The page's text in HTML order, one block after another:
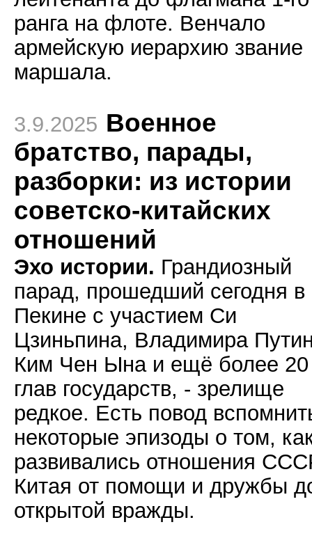
ранга на флоте. Венчало
армейскую иерархию звание
маршала.
3.9.2025 Военное
братство, парады,
разборки: из истории
советско-китайских
отношений
Эхо истории. Грандиозный
парад, прошедший сегодня в
Пекине с участием Си
Цзиньпина, Владимира
Ким Чен Ына и ещё более 20
глав государств, - зрелище
редкое. Есть повод
некоторые эпизоды о том,
развивались отношения
Китая от помощи и дружбы
открытой вражды.